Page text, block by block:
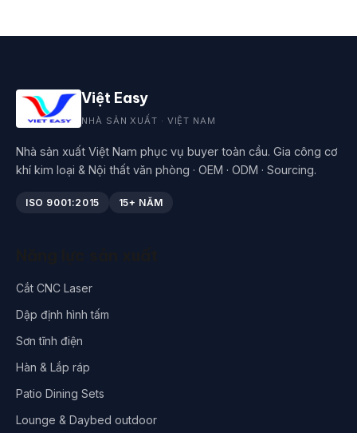
Việt Easy
NHÀ SẢN XUẤT · VIỆT NAM
Nhà sản xuất Việt Nam phục vụ buyer toàn cầu. Gia công cơ
khí kim loại & Nội thất văn phòng · OEM · ODM · Sourcing.
ISO 9001:2015 15+ NĂM
Cắt CNC Laser
Dập định hình tấm
Sơn tĩnh điện
Hàn & Lắp ráp
Patio Dining Sets
Lounge & Daybed outdoor